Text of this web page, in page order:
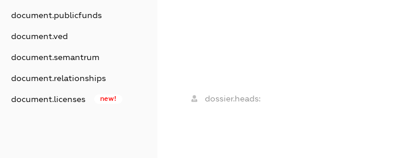
document.publicfunds
document.ved
document.semantrum
document.relationships
document.licenses new! dossier.heads: